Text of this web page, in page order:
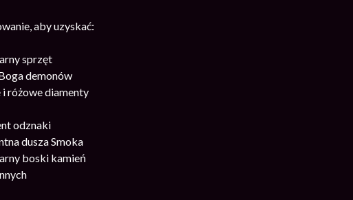
aby uzyskać:
sprzęt
demonów
i różowe diamenty
odznaki
dusza Smoka
boski kamień